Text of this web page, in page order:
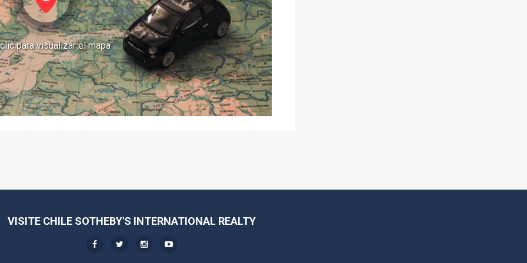
para visualizar el mapa
VISITE CHILE SOTHEBY'S INTERNATIONAL REALTY